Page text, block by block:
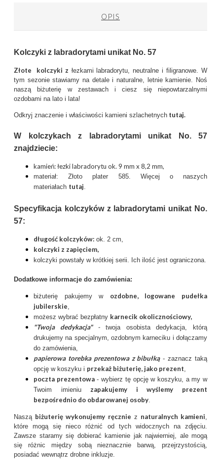
OPIS
Kolczyki z labradorytami unikat No. 57
Złote kolczyki z łezkami labradorytu, neutralne i filigranowe. W
tym sezonie stawiamy na detale i naturalne, letnie kamienie. Noś
naszą biżuterię w zestawach i ciesz się niepowtarzalnymi
ozdobami na lato i lata!
Odkryj znaczenie i właściwości kamieni szlachetnych tutaj.
W kolczykach z labradorytami unikat No. 57
znajdziecie:
kamień:łezki labradorytu ok. 9 mm x 8,2 mm,
materiał: Złoto plater 585. Więcej o naszych
materiałach tutaj.
Specyfikacja kolczyków z labradorytami unikat No.
57:
długość kolczyków: ok. 2 cm,
kolczyki z zapięciem,
kolczyki powstały w krótkiej serii. Ich ilość jest ograniczona.
Dodatkowe informacje do zamówienia:
biżuterię pakujemy w ozdobne, logowane pudełka
jubilerskie,
możesz wybrać bezpłatny karnecik okolicznościowy,
"Twoja dedykacja"-twoja osobista dedykacja, którą
drukujemy na specjalnym, ozdobnym karneciku i dołączamy
do zamówienia,
papierowa torebka prezentowa z bibułką- zaznacz taką
opcję w koszyku i przekaż biżuterię, jako prezent,
poczta prezentowa- wybierz tę opcję w koszyku, a my w
Twoim imieniuzapakujemy i wyślemy prezent
bezpośrednio do obdarowanej osoby.
Naszą biżuterię wykonujemy ręcznie z naturalnych kamieni,
które mogą się nieco różnić od tych widocznych na zdjęciu.
Zawsze staramy się dobierać kamienie jak najwierniej, ale mogą
się różnic między sobą nieznacznie barwą, przejrzystością,
posiadać wewnątrz drobne inkluzje.